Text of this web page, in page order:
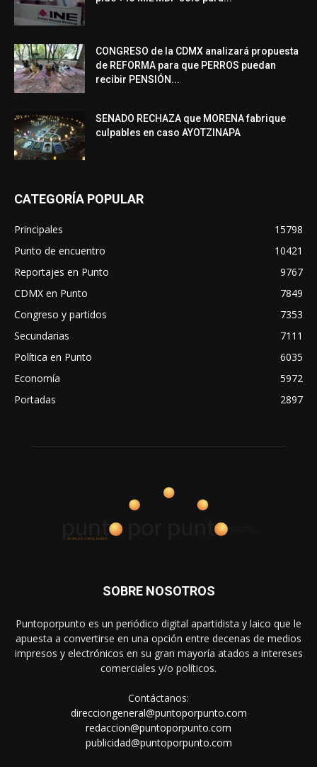
CONGRESO de la CDMX analizará propuesta
de REFORMA para que PERROS puedan
recibir PENSIÓN...
SENADO RECHAZA que MORENA fabrique
culpables en caso AYOTZINAPA
CATEGORÍA POPULAR
Principales
15798
Punto de encuentro
10421
Reportajes en Punto
9767
CDMX en Punto
7849
Congreso y partidos
7353
Secundarias
7111
Política en Punto
6035
Economía
5972
Portadas
2897
SOBRE NOSOTROS
Puntoporpunto es un periódico digital apartidista y laico que le
apuesta a convertirse en una opción entre decenas de medios
impresos y electrónicos en su gran mayoría atados a intereses
comerciales y/o políticos.
Contáctanos:
direcciongeneral@puntoporpunto.com
redaccion@puntoporpunto.com
publicidad@puntoporpunto.com